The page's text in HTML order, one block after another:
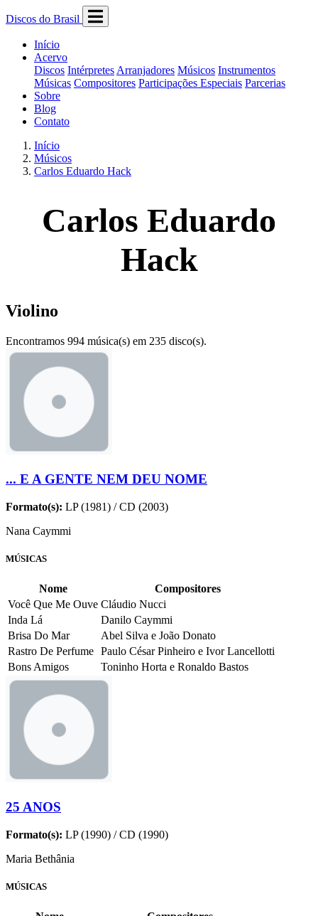
Discos do Brasil
Início
Acervo
Discos Intérpretes Arranjadores Músicos Instrumentos
Músicas Compositores Participações Especiais Parcerias
Sobre
Blog
Contato
Início
Músicos
Carlos Eduardo Hack
Carlos Eduardo
Hack
Violino
Encontramos 994 música(s) em 235 disco(s).
... E A GENTE NEM DEU NOME
Formato(s): LP (1981) / CD (2003)
Nana Caymmi
MÚSICAS
Nome
Compositores
Você Que Me Ouve Cláudio Nucci
Inda Lá
Danilo Caymmi
Brisa Do Mar
Abel Silva e João Donato
Rastro De Perfume Paulo César Pinheiro e Ivor Lancellotti
Bons Amigos
Toninho Horta e Ronaldo Bastos
25 ANOS
Formato(s): LP (1990) / CD (1990)
Maria Bethânia
MÚSICAS